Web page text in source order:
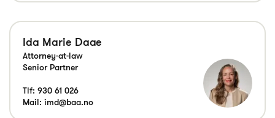
Ida Marie Daae
Attorney-at-law
Senior Partner
Tlf: 930 61 026
Mail: imd@baa.no